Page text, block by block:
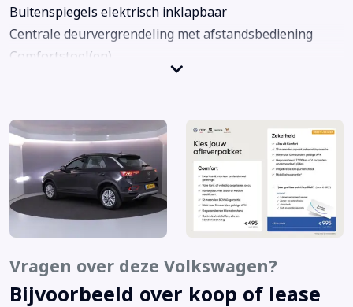
Buitenspiegels elektrisch inklapbaar
Centrale deurvergrendeling met afstandsbediening
Comfortstoel(en)
DAB ontvanger
Dakrails
Deep Black Pearl metallic (2T2T)
LED koplampen
Lendesteunen (verstelbaar)
Lichtmetalen velgen 16"
Parkeersensor achter
Parkeersensor voor
Vragen over deze Volkswagen?
Bijvoorbeeld over koop of lease